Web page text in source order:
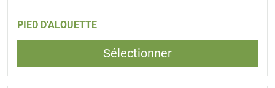
PIED D'ALOUETTE
Sélectionner